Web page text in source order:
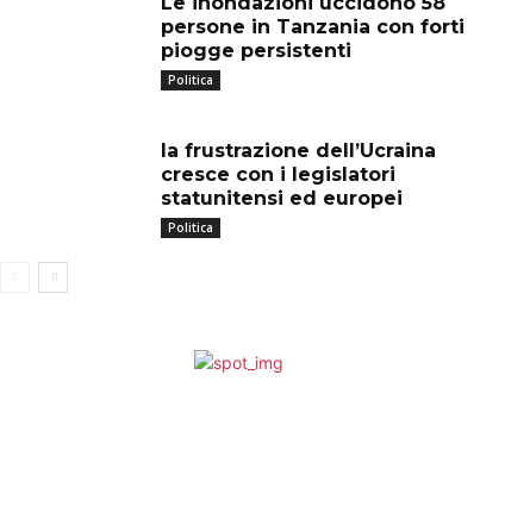
persone in Tanzania con forti
piogge persistenti
Politica
la frustrazione dell’Ucraina
cresce con i legislatori
statunitensi ed europei
Politica